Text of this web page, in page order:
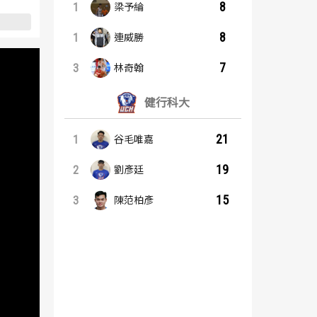
1 梁予綸 8
1 連威勝 8
3 林奇翰 7
健行科大
1 谷毛唯嘉 21
2 劉彥廷 19
3 陳范柏彥 15